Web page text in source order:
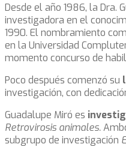
Desde el año 1986, la Dra.
investigadora en el
1990. El nombramiento
en la Universidad
momento concurso de
Poco después comenzó su
investigación, con
Guadalupe Miró es
Retrovirosis animales.
subgrupo de investigación